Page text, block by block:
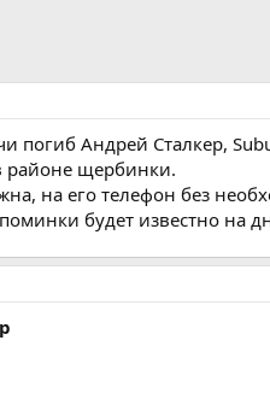
погиб Андрей Сталкер,
районе щербинки.
на его телефон без
будет известно на